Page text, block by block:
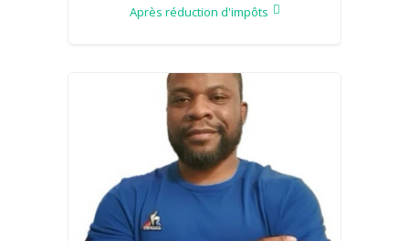
Après réduction d'impôts